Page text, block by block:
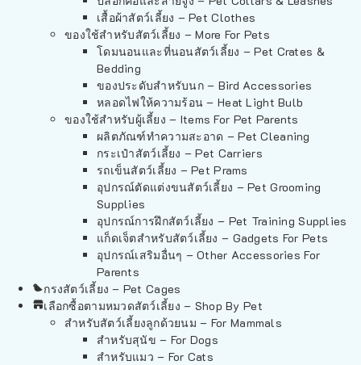
เสื้อผ้าสัตว์เลี้ยง – Pet Clothes
ของใช้สำหรับสัตว์เลี้ยง – More For Pets
โดมนอนและที่นอนสัตว์เลี้ยง – Pet Crates &
Bedding
ของประดับสำหรับนก – Bird Accessories
หลอดไฟให้ความร้อน – Heat Light Bulb
ของใช้สำหรับผู้เลี้ยง – Items For Pet Parents
ผลิตภัณฑ์ทำความสะอาด – Pet Cleaning
กระเป๋าสัตว์เลี้ยง – Pet Carriers
รถเข็นสัตว์เลี้ยง – Pet Prams
อุปกรณ์ตัดแต่งขนสัตว์เลี้ยง – Pet Grooming
Supplies
อุปกรณ์การฝึกสัตว์เลี้ยง – Pet Training Supplies
แก็ดเจ็ตสำหรับสัตว์เลี้ยง – Gadgets For Pets
อุปกรณ์เสริมอื่นๆ – Other Accessories For
Parents
กรงสัตว์เลี้ยง – Pet Cages
เลือกซื้อตามหมวดสัตว์เลี้ยง – Shop By Pet
สำหรับสัตว์เลี้ยงลูกด้วยนม – For Mammals
สำหรับสุนัข – For Dogs
สำหรับแมว – For Cats